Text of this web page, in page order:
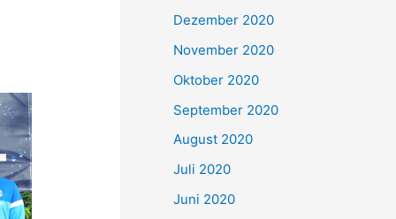
Dezember 2020
November 2020
Oktober 2020
September 2020
August 2020
Juli 2020
Juni 2020